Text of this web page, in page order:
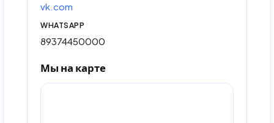
vk.com
WHATSAPP
89374450000
Мы на карте